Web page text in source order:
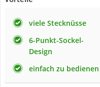
viele Stecknüsse
6-Punkt-Sockel-
Design
einfach zu bedienen